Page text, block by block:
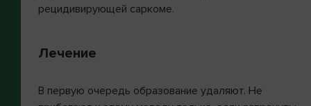
рецидивирующей саркоме.
Лечение
В первую очередь образование удаляют. Не